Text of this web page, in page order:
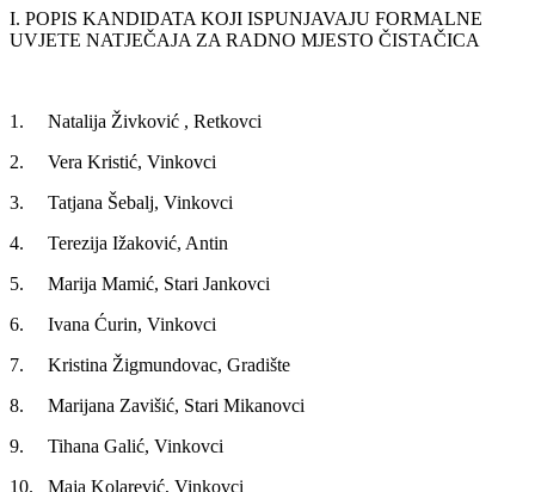
I. POPIS KANDIDATA KOJI ISPUNJAVAJU FORMALNE
UVJETE NATJEČAJA ZA RADNO MJESTO ČISTAČICA
1. Natalija Živković , Retkovci
2. Vera Kristić, Vinkovci
3. Tatjana Šebalj, Vinkovci
4. Terezija Ižaković, Antin
5. Marija Mamić, Stari Jankovci
6. Ivana Ćurin, Vinkovci
7. Kristina Žigmundovac, Gradište
8. Marijana Zavišić, Stari Mikanovci
9. Tihana Galić, Vinkovci
10. Maja Kolarević, Vinkovci